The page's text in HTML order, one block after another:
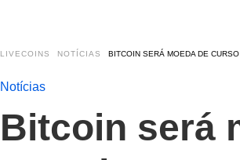
LIVECOINS NOTÍCIAS BITCOIN SERÁ MOEDA DE
Notícias
Bitcoin será